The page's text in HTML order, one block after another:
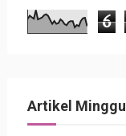
6
Artikel